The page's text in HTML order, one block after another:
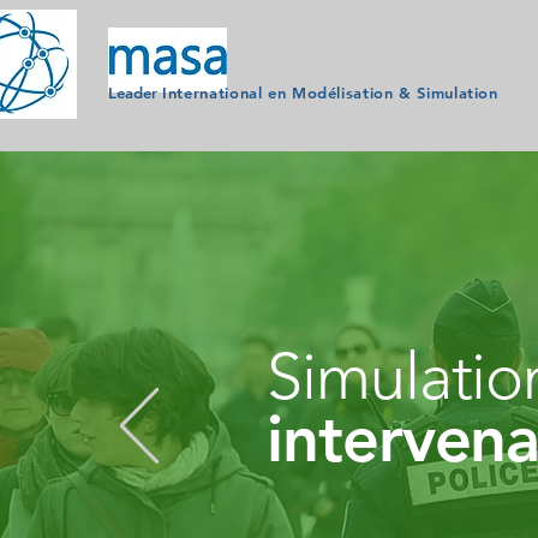
Leader Internationalen Modélisation & Simulation